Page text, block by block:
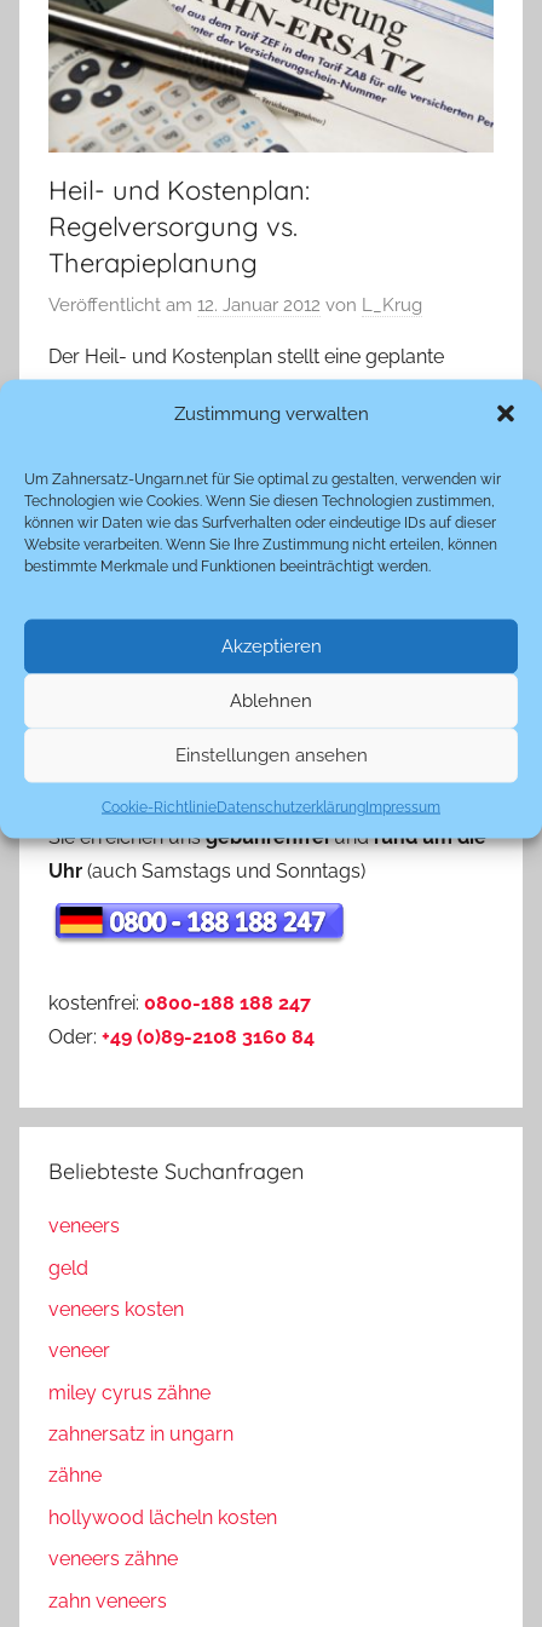
Zustimmung verwalten
Um Zahnersatz-Ungarn.net für Sie optimal zu gestalten, verwenden wir
Technologien wie Cookies. Wenn Sie diesen Technologien zustimmen,
können wir Daten wie das Surfverhalten oder eindeutige IDs auf dieser
Website verarbeiten. Wenn Sie Ihre Zustimmung nicht erteilen, können
bestimmte Merkmale und Funktionen beeinträchtigt werden.
Akzeptieren
Ablehnen
Einstellungen ansehen
Cookie-RichtlinieDatenschutzerklärungImpressum
Heil- und Kostenplan:
Regelversorgung vs.
Therapieplanung
Veröffentlicht am 12. Januar 2012 von L_Krug
Der Heil- und Kostenplan stellt eine geplante
deren voraussichtliche Kosten detailliert dar und
Weiterlesen
Zahnbehandlung
Kommentar hinterlassen
Unverbindliche Infos & Tipps für den
richtigen Zahnarzt in Ungarn
Sie erreichen unsgebührenfreiundrund um die
Uhr (auch Samstags und Sonntags)
kostenfrei: 0800-188 188 247
Oder: +49 (0)89-2108 3160 84
Beliebteste Suchanfragen
veneers
geld
veneers kosten
veneer
miley cyrus zähne
zahnersatz in ungarn
zähne
hollywood lächeln kosten
veneers zähne
zahn veneers